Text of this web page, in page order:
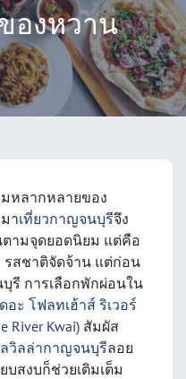
องหวาน
หลากหลายของ
าเที่ยวกาญจนบุรีจึง
ตามจุดยอดนิยม แต่คือ
รสชาติจัดจ้าน แต่ก่อน
รี การเลือกพักผ่อนใน
ดอะ โฟลทเฮ้าส์ ริเวอร์
River Kwai) สัมผัส
วิลล่ากาญจนบุรีลอย
สงบก็ช่วยเติมเต็ม